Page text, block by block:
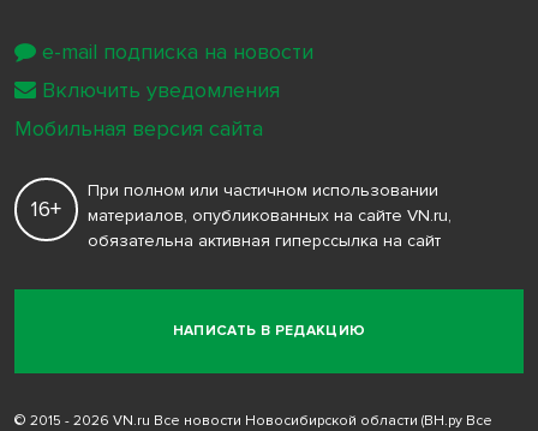
НАПИСАТЬ В РЕДАКЦИЮ
16+
При полном или частичном использовании
материалов, опубликованных на сайте VN.ru,
обязательна активная гиперссылка на сайт
© 2015 - 2026 VN.ru Все новости Новосибирской области (ВН.ру Все
e-mail подписка на новости
Включить уведомления
Мобильная версия сайта